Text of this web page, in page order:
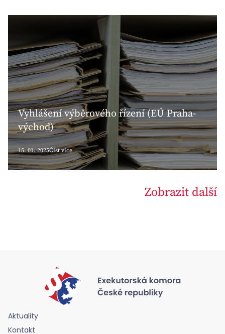
Vyhlášení výběrového řízení (EÚ Praha-
východ)
15. 01. 2025Číst více
Zobrazit další
Aktuality
Kontakt